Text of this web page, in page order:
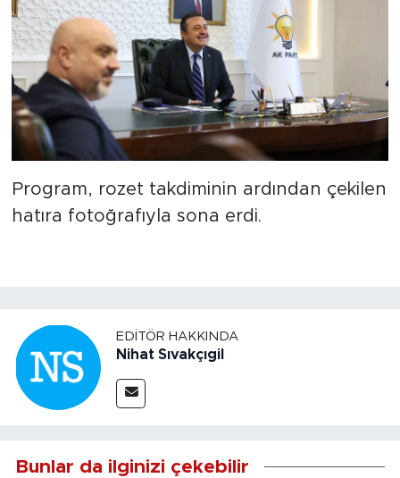
Program, rozet takdiminin ardından çekilen
hatıra fotoğrafıyla sona erdi.
EDITÖR HAKKINDA
Nihat Sıvakçıgil
Bunlar da ilginizi çekebilir